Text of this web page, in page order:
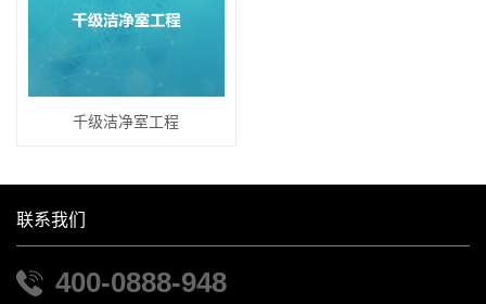
千级洁净室工程
联系我们
400-0888-948